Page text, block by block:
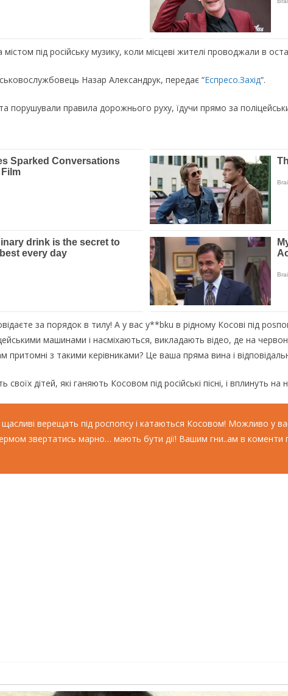
під російську музику, коли місцеві жителі проводжали в
Назар Александрук, передає “Еспресо.Захід“.
порушували правила дорожнього руху, їдучи прямо за
за порядок в тилу! А у вас у**bku в рідному Косові під
машинами і насміхаються, викладають відео, де на
притомні з такими керівниками? Це ваша пряма вина і
дітей, які ганяють Косовом під російські пісні, і вплинуть на
щасливі верещать під роспопсу і катаються Косовом! Можливо у
звертатись марно… мають бути дії! Вашим гни..ам в